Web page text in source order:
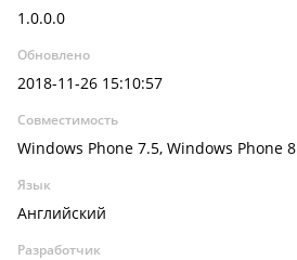
1.0.0.0
Обновлено
2018-11-26 15:10:57
Совместимость
Windows Phone 7.5, Windows Phone 8
Язык
Английский
Разработчик